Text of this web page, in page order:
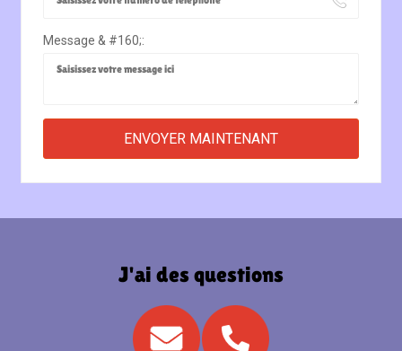
Message & #160;:
J'ai des questions